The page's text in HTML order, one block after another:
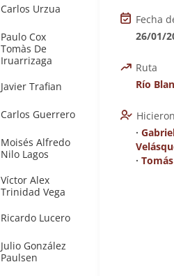
Carlos Urzua
Paulo Cox
Tomàs De
Iruarrizaga
Javier Trafian
Carlos Guerrero
Moisés Alfredo
Nilo Lagos
Víctor Alex
Trinidad Vega
Ricardo Lucero
Julio González
Paulsen
Fecha
26/01/
Ruta
Río
∙
∙